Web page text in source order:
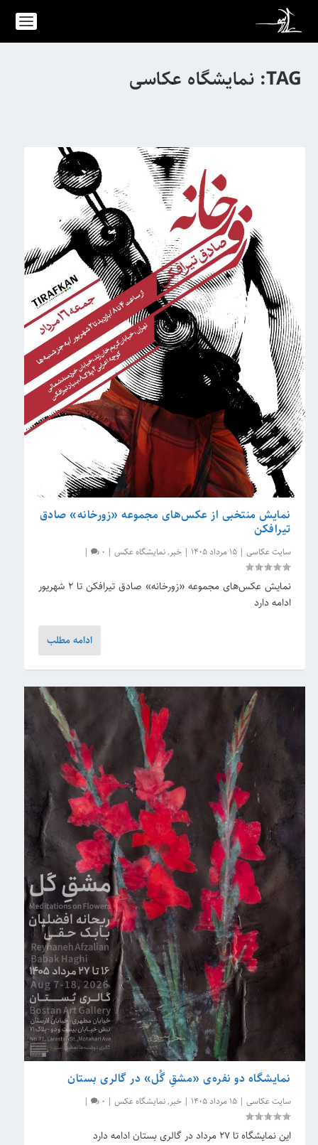
TAG: نمایشگاه عکاسی
نمایش منتخبی از عکس‌های مجموعه «زورخانه» صادق
تیرافکن
سایت عکاسی |15 مرداد 1405 | خبر,نمایشگاه عکس |
0
|
نمایش عکس‌های مجموعه «زورخانه» صادق تیرافکن تا 2 شهریور
ادامه دارد
ادامه مطلب
نمایشگاه دو نفره‌ی «مشقِ گُل» در گالری بستان
سایت عکاسی |15 مرداد 1405 | خبر,نمایشگاه عکس |
0
|
این نمایشگاه تا 27 مرداد در گالری بستان ادامه دارد